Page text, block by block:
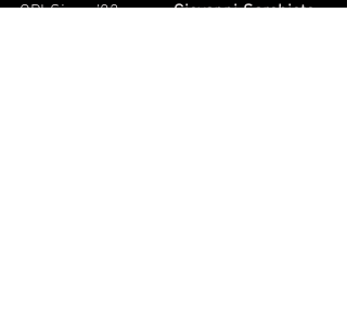
OPI Since ’82, come Giovanni Sarchioto
e